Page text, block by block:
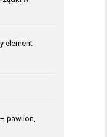
element
pawilon,